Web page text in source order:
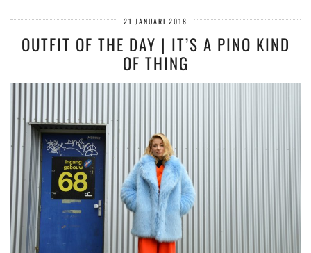
21 JANUARI 2018
OUTFIT OF THE DAY | IT’S A PINO KIND
OF THING